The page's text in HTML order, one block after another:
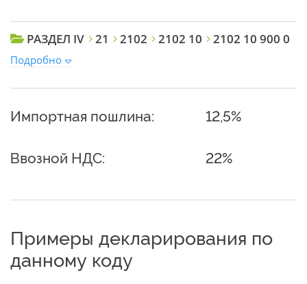
РАЗДЕЛ IV 21 2102 2102 10 2102 10 900 0
Подробно
Импортная пошлина: 12,5%
Ввозной НДС: 22%
Примеры декларирования по
данному коду